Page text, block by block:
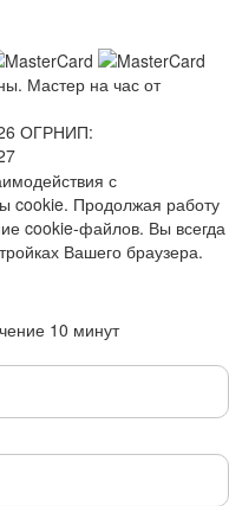
Мастер на час от
ОГРНИП:
с
cookie. Продолжая работу
cookie-файлов. Вы всегда
Вашего браузера.
10 минут